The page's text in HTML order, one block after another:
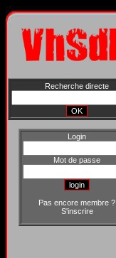
Recherche directe
Login
Mot de passe
Pas encore membre ?
S'inscrire